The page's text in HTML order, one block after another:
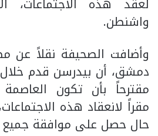
واشنطن.
وأضافت الصحيفة نقلاً عن
دمشق، أن بيدرسن قدم
مقترحاً بأن تكون
مقراً لانعقاد هذه
حال حصل على موافقة جميع